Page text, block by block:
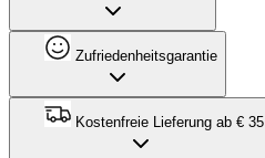
Zufriedenheitsgarantie
Kostenfreie Lieferung ab € 35